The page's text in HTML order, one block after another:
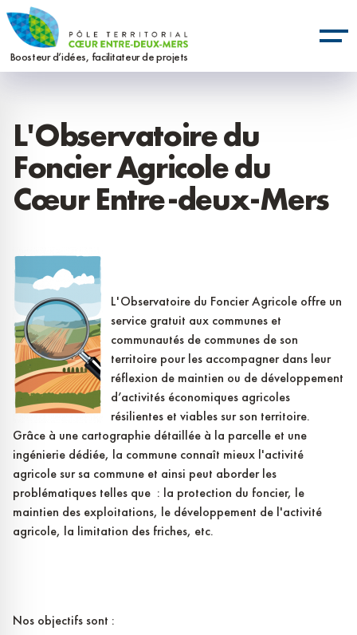
Aller
au
contenu
Boosteur d’idées, facilitateur de projets
L'Observatoire du
Foncier Agricole du
Cœur Entre-deux-Mers
L'Observatoire du Foncier Agricole offre un
service gratuit aux communes et
communautés de communes de son
territoire pour les accompagner dans leur
réflexion de maintien ou de développement
d’activités économiques agricoles
résilientes et viables sur son territoire.
Grâce à une cartographie détaillée à la parcelle et une
ingénierie dédiée, la commune connaît mieux l'activité
agricole sur sa commune et ainsi peut aborder les
problématiques telles que : la protection du foncier, le
maintien des exploitations, le développement de l'activité
agricole, la limitation des friches, etc.
Nos objectifs sont :
Panneau de gestion des cookies